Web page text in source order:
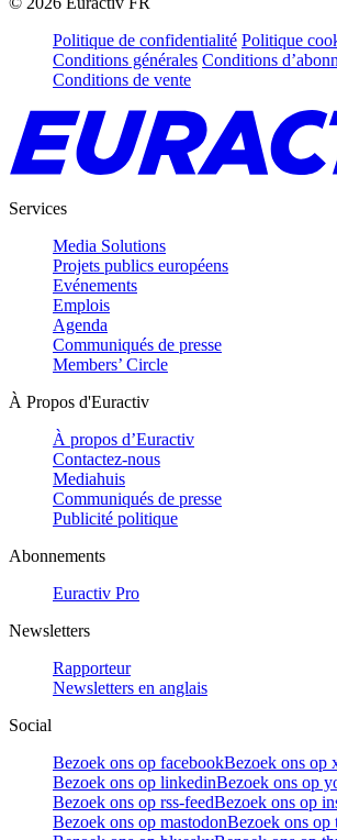
Politique de confidentialité Politique
Conditions générales Conditions
Conditions de vente
Services
Media Solutions
Projets publics européens
Evénements
Emplois
Agenda
Communiqués de presse
Members’ Circle
À Propos d'Euractiv
À propos d’Euractiv
Contactez-nous
Mediahuis
Communiqués de presse
Publicité politique
Abonnements
Euractiv Pro
Newsletters
Rapporteur
Newsletters en anglais
Social
Bezoek ons op facebookBezoek ons op
Bezoek ons op linkedinBezoek ons op
Bezoek ons op rss-feedBezoek ons op
Bezoek ons op mastodonBezoek ons op